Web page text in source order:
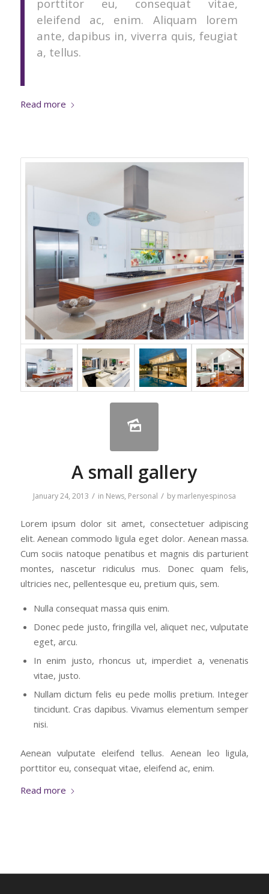
porttitor eu, consequat vitae,
eleifend ac, enim. Aliquam lorem
ante, dapibus in, viverra quis, feugiat
a, tellus.
Read more
A small gallery
January 24, 2013 / in News, Personal / by marlenyespinosa
Lorem ipsum dolor sit amet, consectetuer adipiscing
elit. Aenean commodo ligula eget dolor. Aenean massa.
Cum sociis natoque penatibus et magnis dis parturient
montes, nascetur ridiculus mus. Donec quam felis,
ultricies nec, pellentesque eu, pretium quis, sem.
Nulla consequat massa quis enim.
Donec pede justo, fringilla vel, aliquet nec, vulputate
eget, arcu.
In enim justo, rhoncus ut, imperdiet a, venenatis
vitae, justo.
Nullam dictum felis eu pede mollis pretium. Integer
tincidunt. Cras dapibus. Vivamus elementum semper
nisi.
Aenean vulputate eleifend tellus. Aenean leo ligula,
porttitor eu, consequat vitae, eleifend ac, enim.
Read more